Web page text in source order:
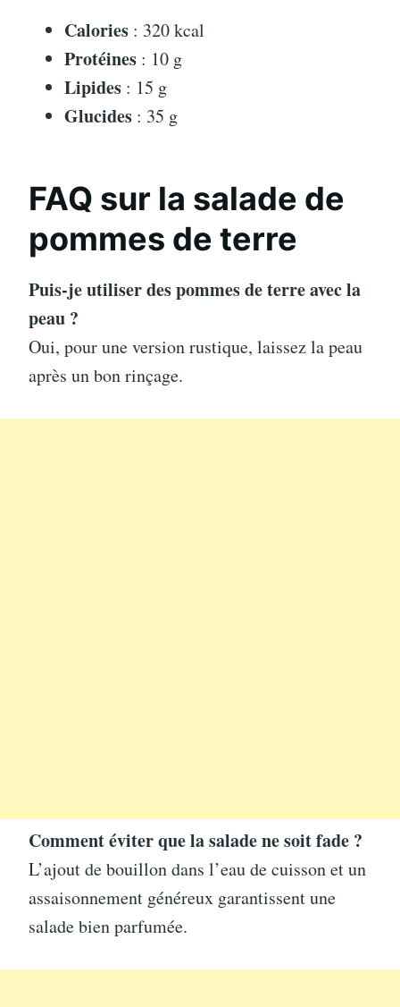
Calories : 320 kcal
Protéines : 10 g
Lipides : 15 g
Glucides : 35 g
FAQ sur la salade de
pommes de terre
Puis-je utiliser des pommes de terre avec la
peau ?
Oui, pour une version rustique, laissez la peau
après un bon rinçage.
Comment éviter que la salade ne soit fade ?
L’ajout de bouillon dans l’eau de cuisson et un
assaisonnement généreux garantissent une
salade bien parfumée.